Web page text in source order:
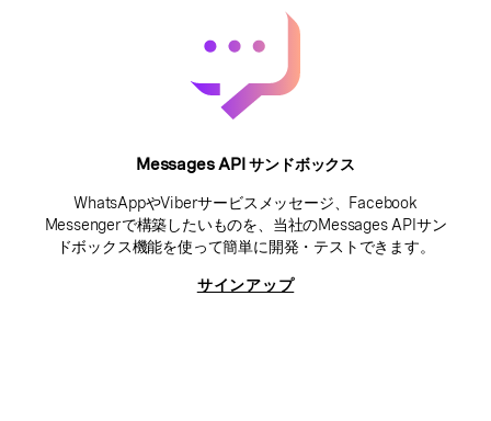
Messages API サンドボックス
WhatsAppやViberサービスメッセージ、Facebook
Messengerで構築したいものを、当社のMessages APIサン
ドボックス機能を使って簡単に開発・テストできます。
サインアップ